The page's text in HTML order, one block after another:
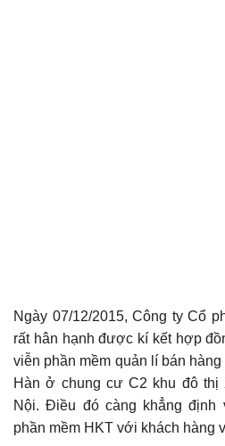
Ngày 07/12/2015, Công ty Cổ
rất hân hạnh được kí kết hợp
viễn phần mềm quản lí bán
Hàn ở chung cư C2 khu đô
Nội. Điều đó càng khẳng
phần mềm HKT với khách hàng